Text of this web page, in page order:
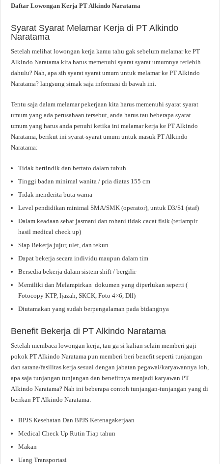
Daftar Lowongan Kerja PT Alkindo Naratama
Syarat Syarat Melamar Kerja di PT Alkindo
Naratama
Setelah melihat lowongan kerja kamu tahu gak sebelum melamar ke PT
Alkindo Naratama kita harus memenuhi syarat syarat umumnya terlebih
dahulu? Nah, apa sih syarat syarat umum untuk melamar ke PT Alkindo
Naratama? langsung simak saja informasi di bawah ini.
Tentu saja dalam melamar pekerjaan kita harus memenuhi syarat syarat
umum yang ada perusahaan tersebut, anda harus tau beberapa syarat
umum yang harus anda penuhi ketika ini melamar kerja ke PT Alkindo
Naratama, berikut ini syarat-syarat umum untuk masuk PT Alkindo
Naratama:
Tidak bertindik dan bertato dalam tubuh
Tinggi badan minimal wanita / pria diatas 155 cm
Tidak menderita buta warna
Level pendidikan minimal SMA/SMK (operator), untuk D3/S1 (staf)
Dalam keadaan sehat jasmani dan rohani tidak cacat fisik (terlampir
hasil medical check up)
Siap Bekerja jujur, ulet, dan tekun
Dapat bekerja secara individu maupun dalam tim
Bersedia bekerja dalam sistem shift / bergilir
Memiliki dan Melampirkan dokumen yang diperlukan seperti (
Fotocopy KTP, Ijazah, SKCK, Foto 4×6, Dll)
Diutamakan yang sudah berpengalaman pada bidangnya
Benefit Bekerja di PT Alkindo Naratama
Setelah membaca lowongan kerja, tau ga si kalian selain memberi gaji
pokok PT Alkindo Naratama pun memberi beri benefit seperti tunjangan
dan sarana/fasilitas kerja sesuai dengan jabatan pegawai/karyawannya loh,
apa saja tunjangan tunjangan dan benefitnya menjadi karyawan PT
Alkindo Naratama? Nah ini beberapa contoh tunjangan-tunjangan yang di
berikan PT Alkindo Naratama:
BPJS Kesehatan Dan BPJS Ketenagakerjaan
Medical Check Up Rutin Tiap tahun
Makan
Uang Transportasi